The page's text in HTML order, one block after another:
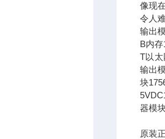
像现
令人
输出
B内
T以太
输出
块
器模
原装